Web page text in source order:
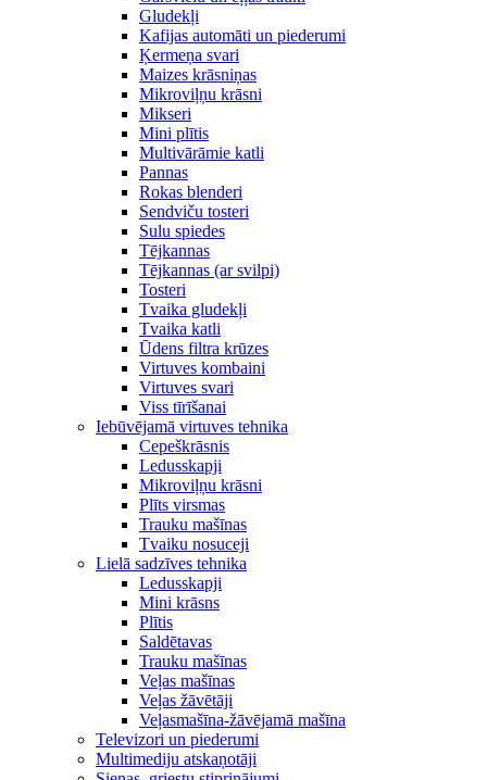
Gludekļi
Kafijas automāti un piederumi
Ķermeņa svari
Maizes krāsniņas
Mikroviļņu krāsni
Mikseri
Mini plītis
Multivārāmie katli
Pannas
Rokas blenderi
Sendviču tosteri
Sulu spiedes
Tējkannas
Tējkannas (ar svilpi)
Tosteri
Tvaika gludekļi
Tvaika katli
Ūdens filtra krūzes
Virtuves kombaini
Virtuves svari
Viss tīrīšanai
Iebūvējamā virtuves tehnika
Cepeškrāsnis
Ledusskapji
Mikroviļņu krāsni
Plīts virsmas
Trauku mašīnas
Tvaiku nosuceji
Lielā sadzīves tehnika
Ledusskapji
Mini krāsns
Plītis
Saldētavas
Trauku mašīnas
Veļas mašīnas
Veļas žāvētāji
Veļasmašīna-žāvējamā mašīna
Televizori un piederumi
Multimediju atskaņotāji